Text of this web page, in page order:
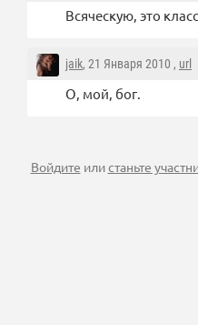
Всяческую, это
jaik, 21 Января 2010 , url
О, мой, бог.
Войдите илистаньте